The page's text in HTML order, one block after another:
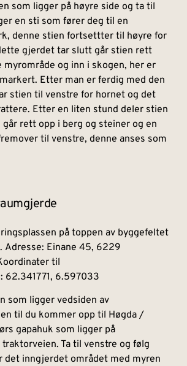
som ligger på høyre side og ta til
en sti som fører deg til en
denne stien fortsettter til høyre for
gjerdet tar slutt går stien rett
og inn i skogen, her er
Etter man er ferdig med den
stien til venstre for hornet og det
Etter en liten stund deler stien
går rett opp i berg og steiner og en
til venstre, denne anses som
på toppen av byggefeltet
Adresse: Einane 45, 6229
til
62.341771, 6.597033
som ligger vedsiden av
til du kommer opp til Høgda /
gapahuk som ligger på
Ta til venstre og følg
det inngjerdet området med myren